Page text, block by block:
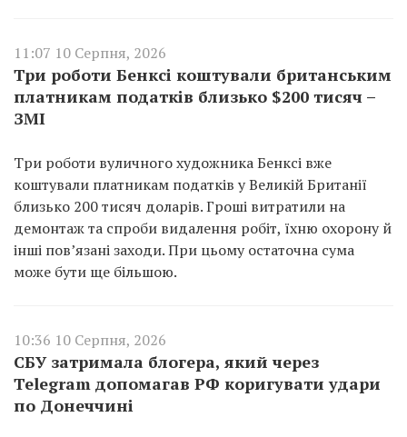
11:07 10 Серпня, 2026
Три роботи Бенксі коштували британським
платникам податків близько $200 тисяч –
ЗМІ
Три роботи вуличного художника Бенксі вже
коштували платникам податків у Великій Британії
близько 200 тисяч доларів. Гроші витратили на
демонтаж та спроби видалення робіт, їхню охорону й
інші пов’язані заходи. При цьому остаточна сума
може бути ще більшою.
10:36 10 Серпня, 2026
СБУ затримала блогера, який через
Telegram допомагав РФ коригувати удари
по Донеччині